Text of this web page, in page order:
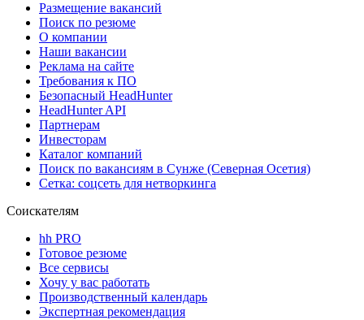
Размещение вакансий
Поиск по резюме
О компании
Наши вакансии
Реклама на сайте
Требования к ПО
Безопасный HeadHunter
HeadHunter API
Партнерам
Инвесторам
Каталог компаний
Поиск по вакансиям в Сунже (Северная Осетия)
Сетка: соцсеть для нетворкинга
Соискателям
hh PRO
Готовое резюме
Все сервисы
Хочу у вас работать
Производственный календарь
Экспертная рекомендация